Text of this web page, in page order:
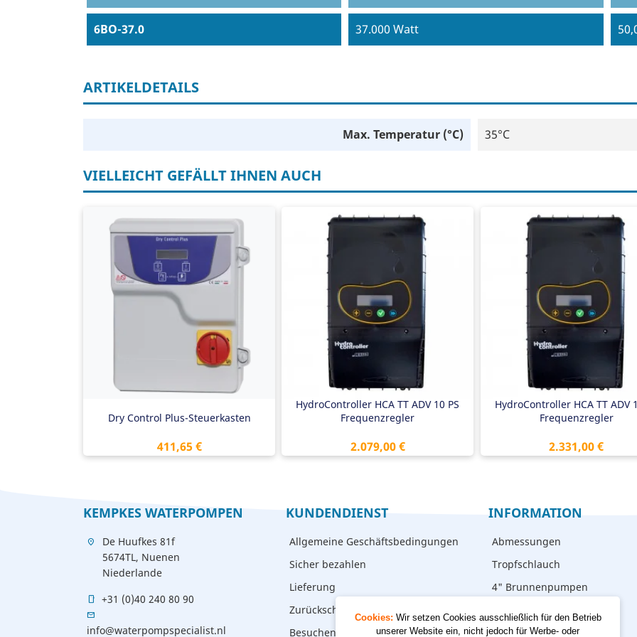
6BO-37.0 37.000 Watt
ARTIKELDETAILS
Max. Temperatur (°C) 35°C
VIELLEICHT GEFÄLLT IHNEN AUCH
Dry Control Plus-Steuerkasten
Preis
411,65 €
Schaltschrank
Stromschutz
Spannungsschutz
Trockenlaufschutz auf Basis von cos
Möglichkeit für zusätzlichen Sensor
Gut ablesbares LCD-Display
HydroController HCA TT ADV 10 PS
Frequenzregler
Preis
2.079,00 €
400 V ein
400 V-Ausgang
5,5–7,5-kW-Pumpe
Luftgekühlt
1/4" Außengewinde Drucksensor
Multi-Pump-Modus
HydroController HCA TT ADV
Frequenzregler
Preis
2.331,00 €
400 V ein
400 V-Ausgang
7,5 - 11 kW Pumpe
Luftgekühlt
1/4" Außengewinde Drucksensor
Multi-Pump-Modus
KEMPKES WATERPOMPEN
location_on
De Huufkes 81f
5674TL, Nuenen
Niederlande
mobile +31 (0)40 240 80 90
mail
info@waterpompspecialist.nl
KUNDENDIENST
Allgemeine Geschäftsbedingungen
Sicher bezahlen
Lieferung
Zurückschicken
Besuchen – abholen
INFORMATION
Abmessungen
Tropfschlauch
4" Brunnenpumpen
Cookies: Wir setzen Cookies ausschließlich für den Betrieb
unserer Website ein, nicht jedoch für Werbe- oder